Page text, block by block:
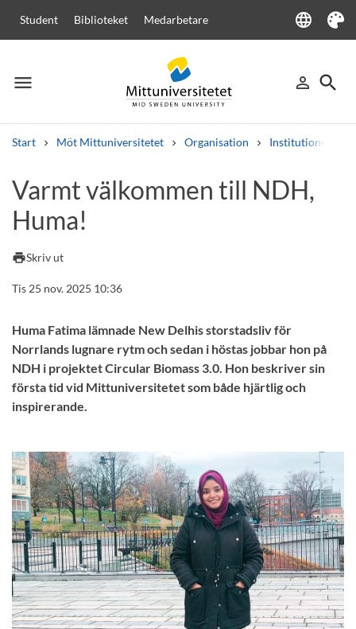
Student Biblioteket Medarbetare language
Language
Tema
menu
Meny person_outline
Logga in
search
Sök
Start Möt Mittuniversitetet Organisation Institutioner
Andra söktjänster
Kurser och program
Varmt välkommen till NDH,
Huma!
printSkriv ut
Tis 25 nov. 2025 10:36
Huma Fatima lämnade New Delhis storstadsliv för
Norrlands lugnare rytm och sedan i höstas jobbar hon på
NDH i projektet Circular Biomass 3.0. Hon beskriver sin
första tid vid Mittuniversitetet som både hjärtlig och
inspirerande.